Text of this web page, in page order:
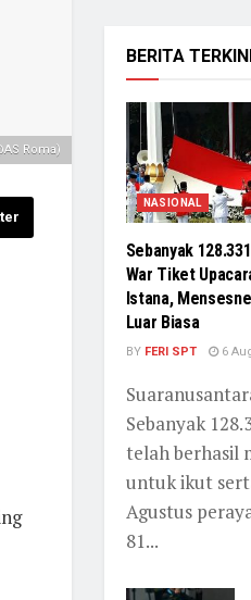
Roma)
BERITA
NASIONAL
Sebanyak
War Tiket
Istana,
Luar Biasa
BY FERI SPT 6
Sebanyak
telah berhasil
untuk ikut
Agustus
81...